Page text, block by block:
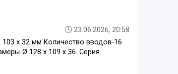
23.06.2026, 20:58
103 x 32 мм Количество вводов-16
Ø 128 x 109 x 36. Серия